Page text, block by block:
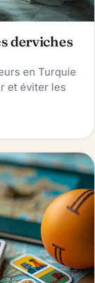
derviches
en Turquie
et éviter les